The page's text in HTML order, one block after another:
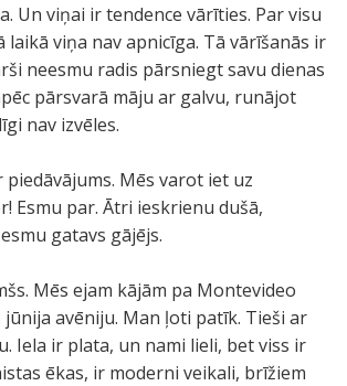
Un viņai ir tendence vārīties. Par visu
laikā viņa nav apnicīga. Tā vārīšanās ir
neesmu radis pārsniegt savu dienas
pārsvarā māju ar galvu, runājot
nav izvēles.
piedāvājums. Mēs varot iet uz
Esmu par. Ātri ieskrienu dušā,
gatavs gājējs.
Mēs ejam kājām pa Montevideo
jūnija avēniju. Man ļoti patīk. Tieši ar
Iela ir plata, un nami lieli, bet viss ir
ēkas, ir moderni veikali, brīžiem